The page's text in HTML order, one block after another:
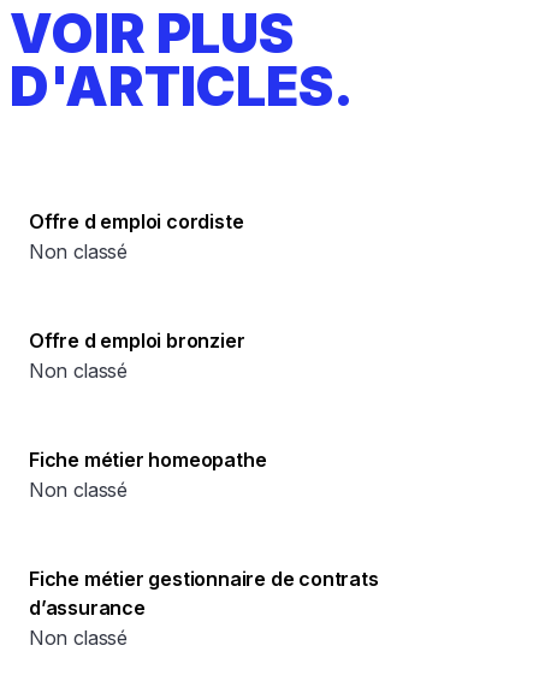
VOIR PLUS
D'ARTICLES.
Offre d emploi cordiste
Non classé
Offre d emploi bronzier
Non classé
Fiche métier homeopathe
Non classé
Fiche métier gestionnaire de contrats
d’assurance
Non classé